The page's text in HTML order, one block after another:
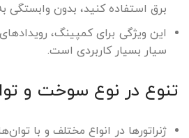
برق استفاده کنید، بدون
این ویژگی برای کمپینگ،
سیار بسیار کاربردی است.
تنوع در نوع سوخت و
ژنراتورها در انواع مختلف و با